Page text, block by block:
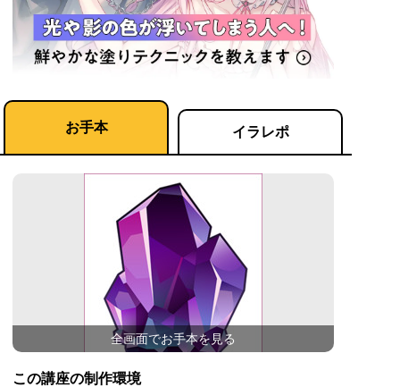
お手本 イラレポ
全画面でお手本を見る
この講座の制作環境